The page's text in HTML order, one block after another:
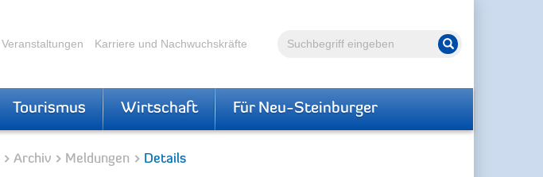
Volltextsuche Suche starten
Veranstaltungen Karriere und Nachwuchskräfte
Tourismus Wirtschaft Für Neu-Steinburger
Archiv Meldungen Details